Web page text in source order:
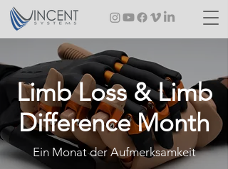
Limb Loss & Limb
Difference Month
Ein Monat der Aufmerksamkeit